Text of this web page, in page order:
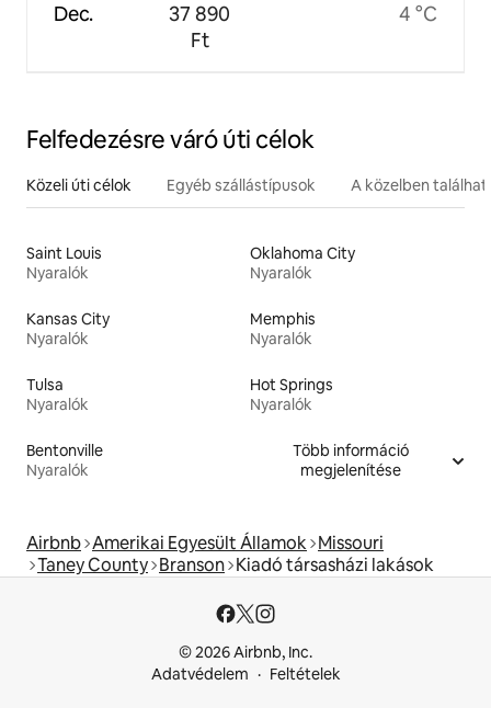
Dec.
37 890
Ft
4 °C
Felfedezésre váró úti célok
Közeli úti célok Egyéb szállástípusok A közelben
Saint Louis
Nyaralók
Oklahoma City
Nyaralók
Kansas City
Nyaralók
Memphis
Nyaralók
Tulsa
Nyaralók
Hot Springs
Nyaralók
Bentonville
Nyaralók
Több információ
megjelenítése
Airbnb Amerikai Egyesült Államok Missouri
Taney County Branson Kiadó társasházi lakások
© 2026 Airbnb, Inc.
Adatvédelem
Feltételek